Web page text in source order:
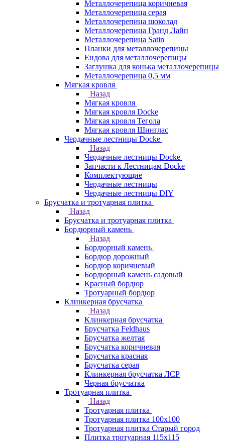
Металлочерепица коричневая
Металлочерепица серая
Металлочерепица шоколад
Металлочерепица Гранд Лайн
Металлочерепица Satin
Планки для металлочерепицы
Ендова для металлочерепицы
Заглушка для конька металлочерепицы
Металлочерепица 0,5 мм
Мягкая кровля
Назад
Мягкая кровля
Мягкая кровля Docke
Мягкая кровля Тегола
Мягкая кровля Шинглас
Чердачные лестницы Docke
Назад
Чердачные лестницы Docke
Запчасти к Лестницам Docke
Комплектующие
Чердачные лестницы
Чердачные лестницы DIY
Брусчатка и тротуарная плитка
Назад
Брусчатка и тротуарная плитка
Бордюрный камень
Назад
Бордюрный камень
Бордюр дорожный
Бордюр коричневый
Бордюрный камень садовый
Красный бордюр
Тротуарный бордюр
Клинкерная брусчатка
Назад
Клинкерная брусчатка
Брусчатка Feldhaus
Брусчатка желтая
Брусчатка коричневая
Брусчатка красная
Брусчатка серая
Клинкерная брусчатка ЛСР
Черная брусчатка
Тротуарная плитка
Назад
Тротуарная плитка
Тротуарная плитка 100x100
Тротуарная плитка Старый город
Плитка тротуарная 115x115